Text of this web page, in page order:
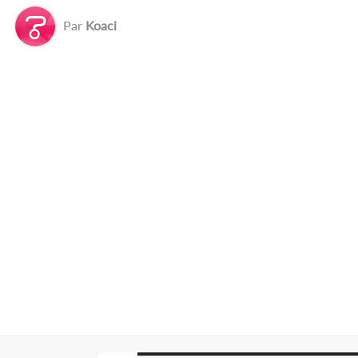
Par Koaci